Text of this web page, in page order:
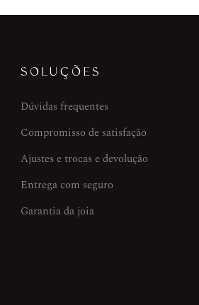
SOLUÇÕES
Dúvidas frequentes
Compromisso de satisfação
Ajustes e trocas e devolução
Entrega com seguro
Garantia da joia